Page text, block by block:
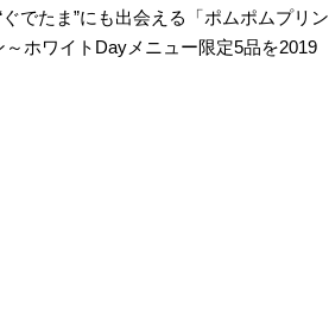
でたま”にも出会える「ポムポムプリン
ホワイトDayメニュー限定5品を2019